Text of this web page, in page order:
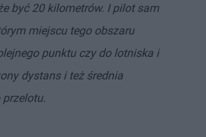
być 20 kilometrów. I pilot sam
miejscu tego obszaru
punktu czy do lotniska i
dystans i też średnia